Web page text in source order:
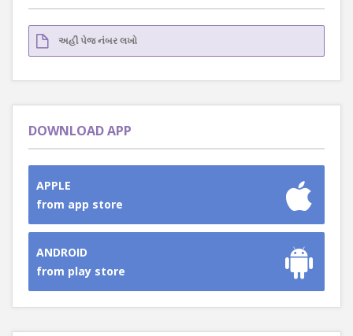
DOWNLOAD APP
APPLE
from app store
ANDROID
from play store